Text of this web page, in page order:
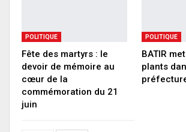
POLITIQUE
Fête des martyrs : le
devoir de mémoire au
cœur de la
commémoration du 21
juin
POLITIQUE
BATIR
plants